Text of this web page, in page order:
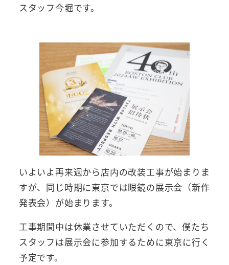
スタッフ今堀です。
いよいよ再来週から店内の改装工事が始まりま
すが、同じ時期に東京では眼鏡の展示会（新作
発表会）が始まります。
工事期間中は休業させていただくので、僕たち
スタッフは展示会に参加するために東京に行く
予定です。